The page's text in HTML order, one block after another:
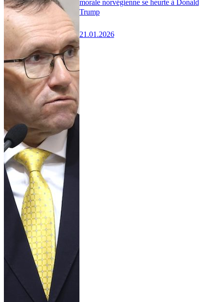
morale norvégienne se heurte à Donald
Trump
21.01.2026